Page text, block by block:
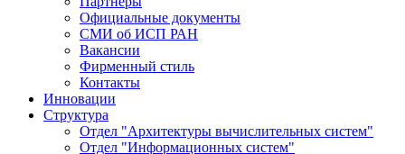
Официальные документы
СМИ об ИСП РАН
Вакансии
Фирменный стиль
Контакты
Инновации
Структура
Отдел "Архитектуры вычислительных систем"
Отдел "Информационных систем"